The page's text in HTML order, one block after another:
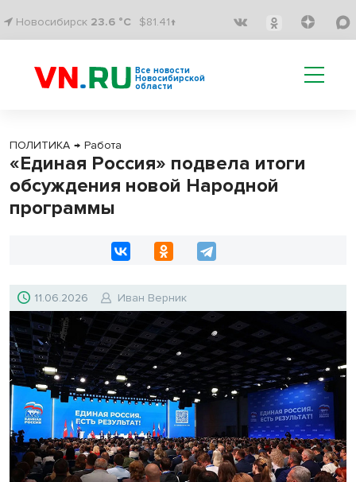
Новосибирск 23.6 °C $81.41↑
Все новости
Новосибирской
области
ПОЛИТИКА → Работа
«Единая Россия» подвела итоги
обсуждения новой Народной
программы
11.06.2026 Иван Верник